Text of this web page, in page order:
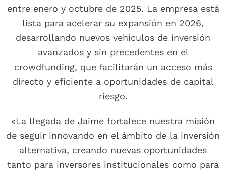
entre enero y octubre de 2025. La empresa está
lista para acelerar su expansión en 2026,
desarrollando nuevos vehículos de inversión
avanzados y sin precedentes en el
crowdfunding, que facilitarán un acceso más
directo y eficiente a oportunidades de capital
riesgo.
«La llegada de Jaime fortalece nuestra misión
de seguir innovando en el ámbito de la inversión
alternativa, creando nuevas oportunidades
tanto para inversores institucionales como para